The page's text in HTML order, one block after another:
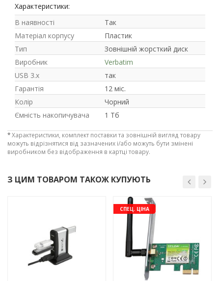
Рейтинг EXE.ua:4.6
90
19
21
63
Характеристики:
В наявності
Так
Матеріал корпусу
Пластик
Тип
Зовнішній жорсткий диск
Виробник
Verbatim
USB 3.x
так
Гарантія
12 міс.
Колір
Чорний
Ємність накопичувача
1 Тб
*Характеристики, комплект поставки та зовнішній вигляд товару
можуть відрізнятися від зазначених і/або можуть бути змінені
виробником без відображення в картці товару.
З ЦИМ ТОВАРОМ ТАКОЖ КУПУЮТЬ
СПЕЦ. ЦІНА